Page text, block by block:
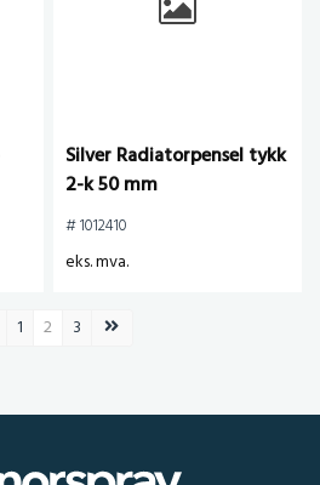
Silver Radiatorpensel tykk
2-k 50 mm
# 1012410
eks. mva.
Forrige side
1 2 3 Neste side